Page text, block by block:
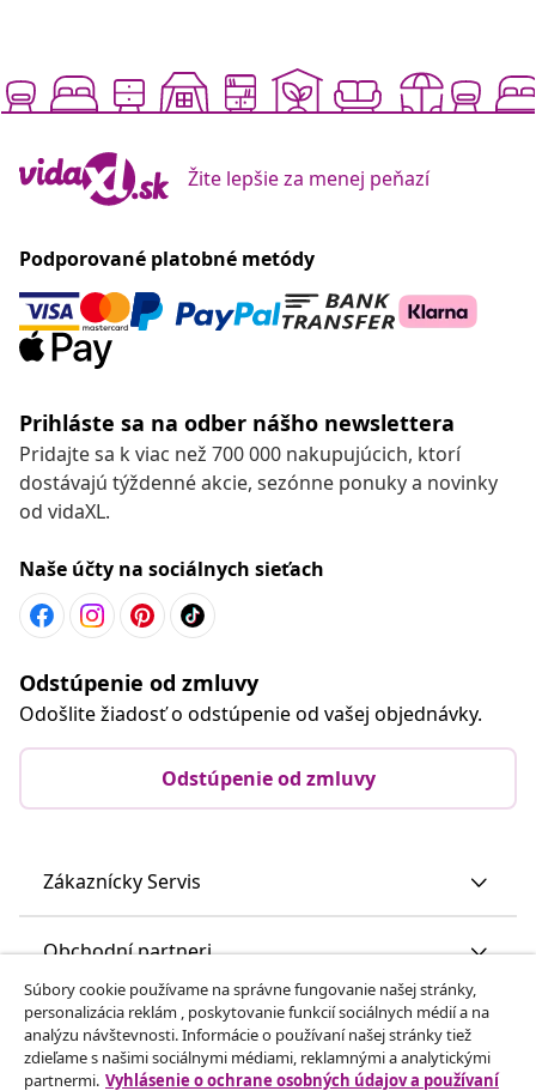
Žite lepšie za menej peňazí
Podporované platobné metódy
Prihláste sa na odber nášho newslettera
Pridajte sa k viac než 700 000 nakupujúcich, ktorí
dostávajú týždenné akcie, sezónne ponuky a novinky
od vidaXL.
Naše účty na sociálnych sieťach
Odstúpenie od zmluvy
Odošlite žiadosť o odstúpenie od vašej objednávky.
Odstúpenie od zmluvy
Zákaznícky Servis
Obchodní partneri
vidaXL
Súbory cookie používame na správne fungovanie našej stránky,
personalizácia reklám , poskytovanie funkcií sociálnych médií a na
analýzu návštevnosti. Informácie o používaní našej stránky tiež
zdieľame s našimi sociálnymi médiami, reklamnými a analytickými
partnermi. Vyhlásenie o ochrane osobných údajov a používaní